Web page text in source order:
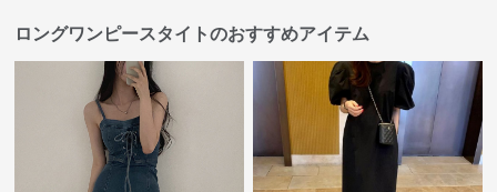
ロングワンピースタイトのおすすめアイテム